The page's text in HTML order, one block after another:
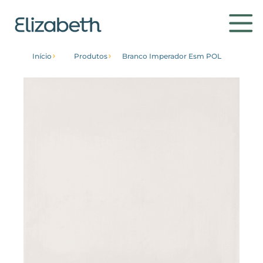
Produtos
Início Produtos Branco Imperador Esm POL